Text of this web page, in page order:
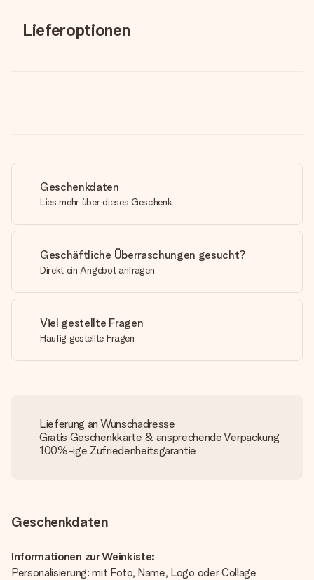
Lieferoptionen
Geschenkdaten
Lies mehr über dieses Geschenk
Geschäftliche Überraschungen gesucht?
Direkt ein Angebot anfragen
Viel gestellte Fragen
Häufig gestellte Fragen
Lieferung an Wunschadresse
Gratis Geschenkkarte & ansprechende Verpackung
100%-ige Zufriedenheitsgarantie
Geschenkdaten
Informationen zur Weinkiste:
Personalisierung: mit Foto, Name, Logo oder Collage